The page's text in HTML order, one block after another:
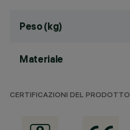
Peso (kg)
Materiale
CERTIFICAZIONI DEL PRODOTTO